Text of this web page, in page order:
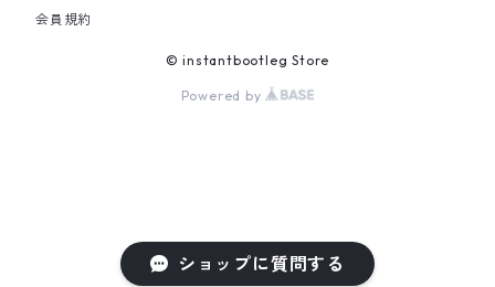
ショップに質問する
SMALL BAG
SOX
会員規約
© instantbootleg Store
Powered by